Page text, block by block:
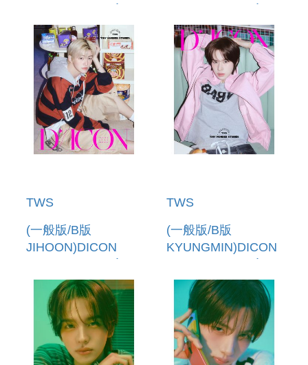
書(韓國進口)
書(韓國進口)
TWS
(一般版/B版
JIHOON)DICON
書(韓國進口)
TWS
(一般版/B版
KYUNGMIN)DICON
書(韓國進口)